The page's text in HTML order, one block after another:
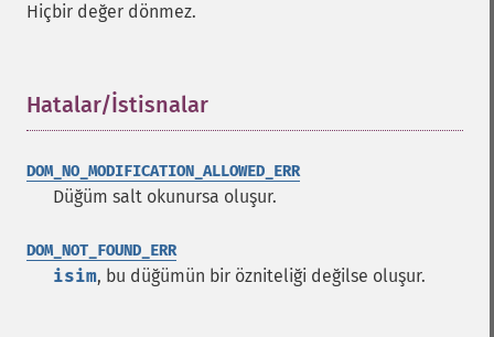
Hiçbir değer dönmez.
Hatalar/İstisnalar
DOM_NO_MODIFICATION_ALLOWED_ERR
Düğüm salt okunursa oluşur.
DOM_NOT_FOUND_ERR
isim, bu düğümün bir özniteliği değilse oluşur.